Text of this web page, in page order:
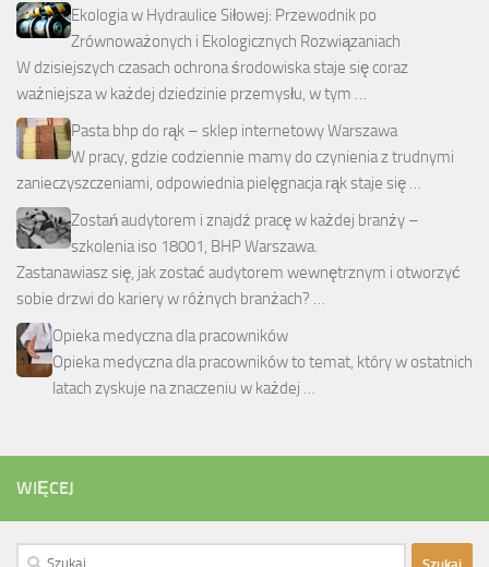
Ekologia w Hydraulice Siłowej: Przewodnik po
Zrównoważonych i Ekologicznych Rozwiązaniach
W dzisiejszych czasach ochrona środowiska staje się coraz
ważniejsza w każdej dziedzinie przemysłu, w tym …
Pasta bhp do rąk – sklep internetowy Warszawa
W pracy, gdzie codziennie mamy do czynienia z trudnymi
zanieczyszczeniami, odpowiednia pielęgnacja rąk staje się …
Zostań audytorem i znajdź pracę w każdej branży –
szkolenia iso 18001, BHP Warszawa.
Zastanawiasz się, jak zostać audytorem wewnętrznym i otworzyć
sobie drzwi do kariery w różnych branżach? …
Opieka medyczna dla pracowników
Opieka medyczna dla pracowników to temat, który w ostatnich
latach zyskuje na znaczeniu w każdej …
WIĘCEJ
Szukaj: